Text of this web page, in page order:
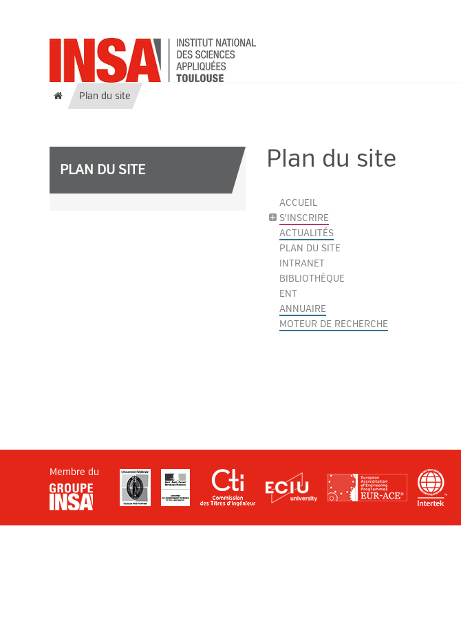
Plan du site
PLAN DU SITE Plan du site
ACCUEIL
S'INSCRIRE
ACTUALITÉS
PLAN DU SITE
INTRANET
BIBLIOTHÈQUE
ENT
ANNUAIRE
MOTEUR DE RECHERCHE
Membre du